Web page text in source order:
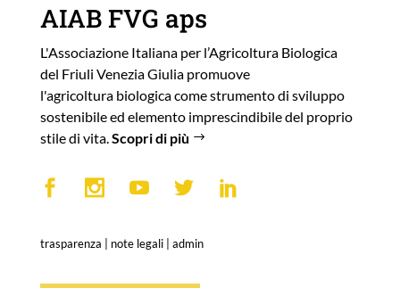
AIAB FVG aps
L'Associazione Italiana per l’Agricoltura Biologica
del Friuli Venezia Giulia promuove
l'agricoltura biologica come strumento di sviluppo
sostenibile ed elemento imprescindibile del proprio
stile di vita. Scopri di più
trasparenza note legali| admin